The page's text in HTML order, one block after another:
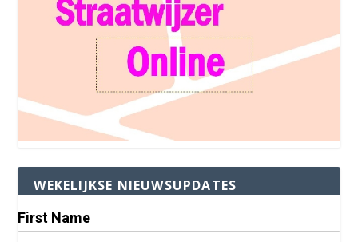
WEKELIJKSE NIEUWSUPDATES
First Name